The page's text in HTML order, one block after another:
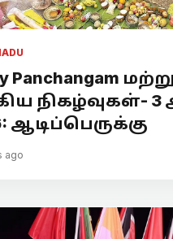
Panchangam
நிகழ்வுகள்-
ஆடிப்பெருக்கு
ago